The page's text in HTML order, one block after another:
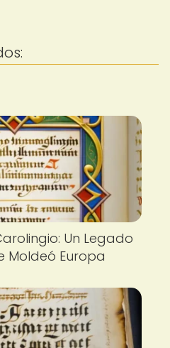
Un Legado
Moldeó Europa